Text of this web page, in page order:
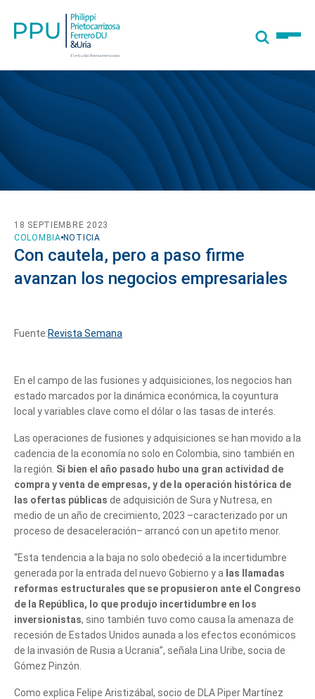
COLOMBIA NOTICIA
18 SEPTIEMBRE 2023
Con cautela, pero a paso firme
avanzan los negocios empresariales
Fuente:Revista Semana
En el campo de las fusiones y adquisiciones, los negocios han
estado marcados por la dinámica económica, la coyuntura
local y variables clave como el dólar o las tasas de interés.
Las operaciones de fusiones y adquisiciones se han movido a la
cadencia de la economía no solo en Colombia, sino también en
la región. Si bien el año pasado hubo una gran actividad de
compra y venta de empresas, y de la operación histórica de
las ofertas públicas de adquisición de Sura y Nutresa, en
medio de un año de crecimiento, 2023 –caracterizado por un
proceso de desaceleración– arrancó con un apetito menor.
“Esta tendencia a la baja no solo obedeció a la incertidumbre
generada por la entrada del nuevo Gobierno y a las llamadas
reformas estructurales que se propusieron ante el Congreso
de la República, lo que produjo incertidumbre en los
inversionistas, sino también tuvo como causa la amenaza de
recesión de Estados Unidos aunada a los efectos económicos
de la invasión de Rusia a Ucrania”, señala Lina Uribe, socia de
Gómez Pinzón.
Como explica Felipe Aristizábal, socio de DLA Piper Martínez